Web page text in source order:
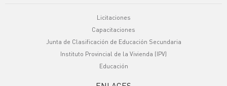
Licitaciones
Capacitaciones
Junta de Clasificación de Educación Secundaria
Instituto Provincial de la Vivienda (IPV)
Educación